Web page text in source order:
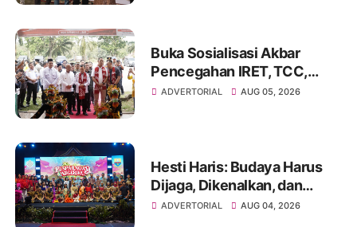
Buka Sosialisasi Akbar
Pencegahan IRET, TCC,
Perundungan, dan Bahaya
ADVERTORIAL AUG 05, 2026
Hesti Haris: Budaya Harus
Dijaga, Dikenalkan, dan
Diwariskan
ADVERTORIAL AUG 04, 2026